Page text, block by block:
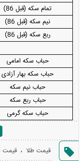
تمام سکه (قبل 86)
نیم سکه (قبل 86)
ربع سکه (قبل 86)
حباب سکه امامی
حباب سکه بهار آزادی
حباب نیم سکه
حباب ربع سکه
حباب سکه گرمی
قیمت طلا ، قیمت